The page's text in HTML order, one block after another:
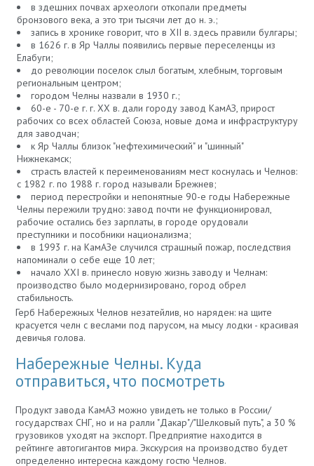
в здешних почвах археологи откопали предметы
бронзового века, а это три тысячи лет до н. э.;
запись в хронике говорит, что в XII в. здесь правили булгары;
в 1626 г. в Яр Чаллы появились первые переселенцы из
Елабуги;
до революции поселок слыл богатым, хлебным, торговым
региональным центром;
городом Челны назвали в 1930 г.;
60-е - 70-е г. г. XX в. дали городу завод КамАЗ, прирост
рабочих со всех областей Союза, новые дома и инфраструктуру
для заводчан;
к Яр Чаллы близок "нефтехимический" и "шинный"
Нижнекамск;
страсть властей к переименованиям мест коснулась и Челнов:
с 1982 г. по 1988 г. город называли Брежнев;
период перестройки и непонятные 90-е годы Набережные
Челны пережили трудно: завод почти не функционировал,
рабочие остались без зарплаты, в городе орудовали
преступники и пособники национализма;
в 1993 г. на КамАЗе случился страшный пожар, последствия
напоминали о себе еще 10 лет;
начало XXI в. принесло новую жизнь заводу и Челнам:
производство было модернизировано, город обрел
стабильность.
Герб Набережных Челнов незатейлив, но наряден: на щите
красуется челн с веслами под парусом, на мысу лодки - красивая
девичья голова.
Набережные Челны. Куда
отправиться, что посмотреть
Продукт завода КамАЗ можно увидеть не только в России/
государствах СНГ, но и на ралли "Дакар"/"Шелковый путь", а 30 %
грузовиков уходят на экспорт. Предприятие находится в
рейтинге автогигантов мира. Экскурсия на производство будет
определенно интересна каждому гостю Челнов.